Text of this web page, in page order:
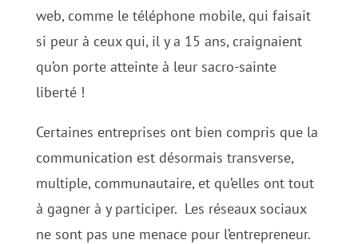
web, comme le téléphone mobile, qui faisait
si peur à ceux qui, il y a 15 ans, craignaient
qu’on porte atteinte à leur sacro-sainte
liberté !
Certaines entreprises ont bien compris que la
communication est désormais transverse,
multiple, communautaire, et qu’elles ont tout
à gagner à y participer. Les réseaux sociaux
ne sont pas une menace pour l’entrepreneur.